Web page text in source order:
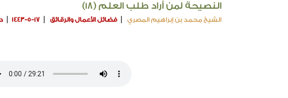
النصيحة لمن أراد طلب العلم (18)
الشيخ محمد بن إبراهيم المصري فضائل الأعمال والرقائق 1443-5-17